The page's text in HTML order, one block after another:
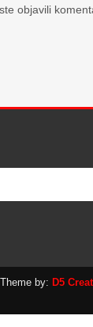
objavili
by: D5